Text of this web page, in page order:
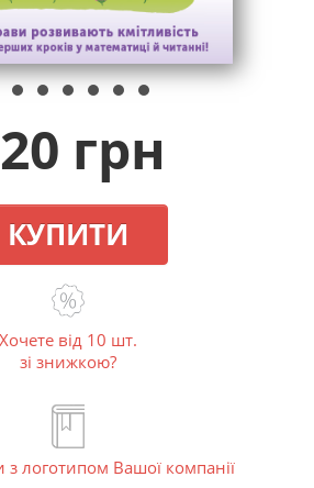
грн
КУПИТИ
Хочете від 10 шт.
зі знижкою?
логотипом Вашої компанії